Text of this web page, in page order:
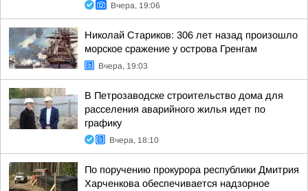
Вчера, 19:06
Николай Стариков: 306 лет назад произошло
морское сражение у острова Гренгам
Вчера, 19:03
В Петрозаводске строительство дома для
расселения аварийного жилья идет по
графику
Вчера, 18:10
По поручению прокурора республики Дмитрия
Харченкова обеспечивается надзорное